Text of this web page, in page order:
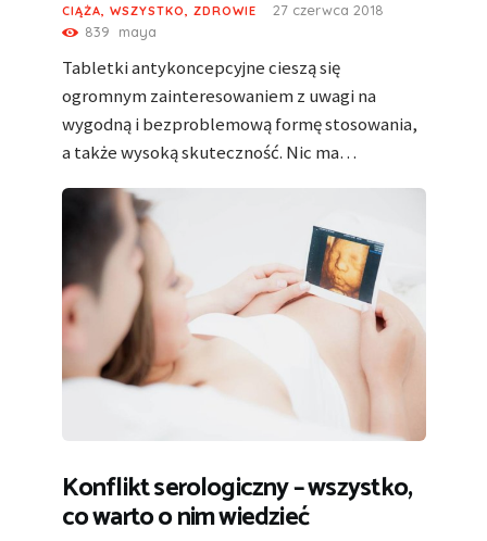
CIĄŻA, WSZYSTKO, ZDROWIE
27 czerwca 2018
839
maya
Tabletki antykoncepcyjne cieszą się
ogromnym zainteresowaniem z uwagi na
wygodną i bezproblemową formę stosowania,
a także wysoką skuteczność. Nic ma…
Konflikt serologiczny – wszystko,
co warto o nim wiedzieć